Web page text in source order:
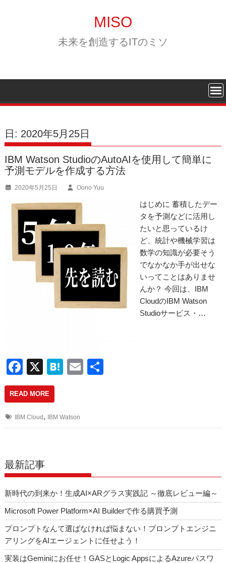
MISO
未来を創造するITのミソ
日: 2020年5月25日
IBM Watson StudioのAutoAIを使用して簡単に
予測モデルを作成する方法
2020年5月25日 Oono Yuu
はじめに 蓄積したデー
タを予測などに活用し
たいと思っているけ
ど、統計や機械学習は
数学の知識が必要そう
でなかなか手が出せな
いってことはありませ
んか？ 今回は、IBM
CloudのIBM Watson
Studioサービス・…
F
a
c
e
b
o
k
X
H
n
a
E
READ MORE
IBM Cloud , IBM Watson
最新記事
新時代の到来か！生成AI×ARグラス実践記 ～徹底レビュー編～
Microsoft Power Platform×AI Builderで作る購買予測
プロンプトなんて選ばなければ悩まない！プロンプトエンジニ
アリングをAIエージェントに任せよう！
実装はGeminiにお任せ！GASとLogic AppsによるAzureパスワ